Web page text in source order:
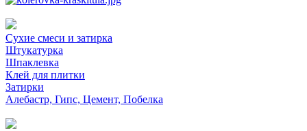
Сухие смеси и затирка
Штукатурка
Шпаклевка
Клей для плитки
Затирки
Алебастр, Гипс, Цемент, Побелка